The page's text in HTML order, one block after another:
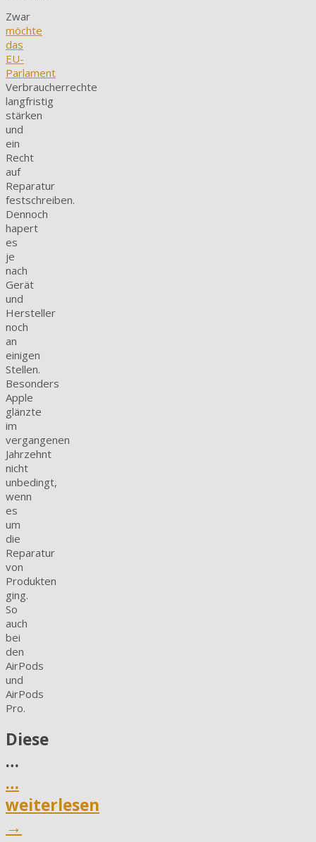
Zwar
möchte
das
EU-
Parlament
Verbraucherrechte
langfristig
stärken
und
ein
Recht
auf
Reparatur
festschreiben.
Dennoch
hapert
es
je
nach
Gerät
und
Hersteller
noch
an
einigen
Stellen.
Besonders
Apple
glänzte
im
vergangenen
Jahrzehnt
nicht
unbedingt,
wenn
es
um
die
Reparatur
von
Produkten
ging.
So
auch
bei
den
AirPods
und
AirPods
Pro.
Diese
…
…
weiterlesen
→